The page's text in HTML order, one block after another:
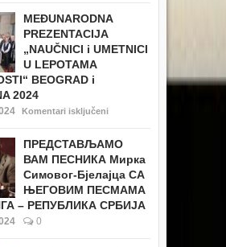
MEĐUNARODNA
PREZENTACIJA
„NAUČNICI i UMETNICI
U LEPOTAMA
BEOGRAD i
2024
Komentari isključeni
ПРЕДСТАВЉАМО
ВАМ ПЕСНИКА Мирка
Симовог-Бјелајца СА
ЊЕГОВИМ ПЕСМАМА
– РЕПУБЛИКА СРБИЈА
0